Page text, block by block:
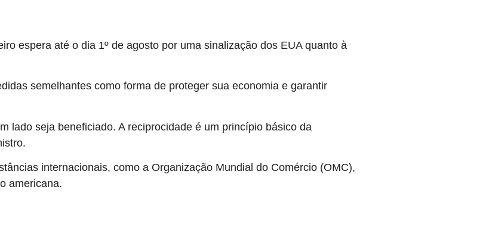
espera até o dia 1º de agosto por uma sinalização dos EUA quanto à
semelhantes como forma de proteger sua economia e garantir
lado seja beneficiado. A reciprocidade é um princípio básico da
internacionais, como a Organização Mundial do Comércio (OMC),
americana.